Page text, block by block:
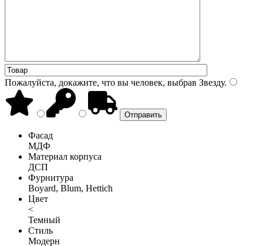
Пожалуйста, докажите, что вы человек, выбрав Звезду.
Фасад
МДФ
Материал корпуса
ДСП
Фурнитура
Boyard, Blum, Hettich
Цвет
<
Темный
Стиль
Модерн